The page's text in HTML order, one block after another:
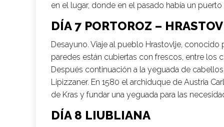
en el lugar, donde en el pasado había un
DÍA 7 PORTOROZ –
Desayuno. Viaje al pueblo Hrastovlje, conocido
paredes están cubiertas con frescos, entre los
Después continuación a la yeguada de
Lipizzaner. En 1580 el archiduque de Austria
de Kras y fundar una yeguada para las
DÍA 8 LIUBLIANA